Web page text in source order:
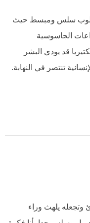
كان ليهم نصيب
متقسم ٣ فصول.. كل فصل هو رحلة كاملة
العمل.. كان غير
كافي علي الاقل
اكثر في وصف
سلس ومبسط حيث
الجاسوسية
قد يودي البشر
تنتصر في النهابة.
وتجعله يلهث وراء